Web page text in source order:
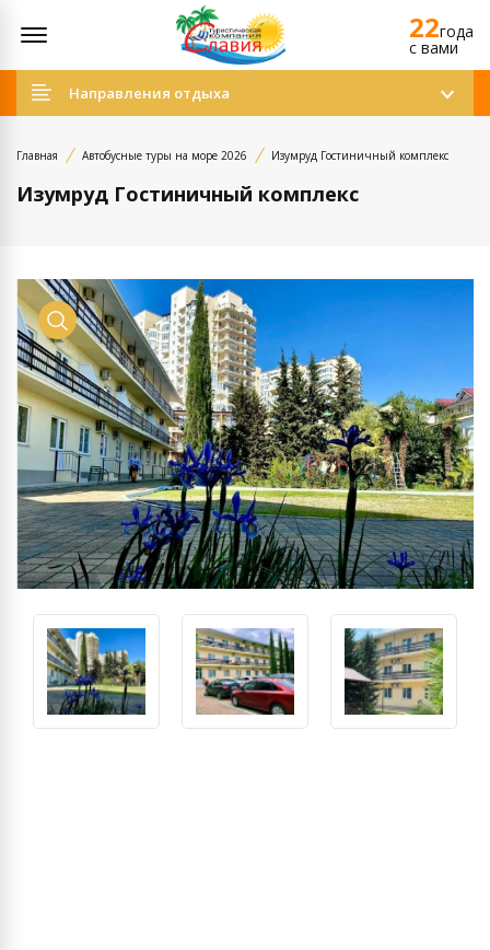
22года
c вами
Направления отдыха
Главная Автобусные туры на море 2026 Изумруд Гостиничный комплекс
Изумруд Гостиничный комплекс
Просмотр